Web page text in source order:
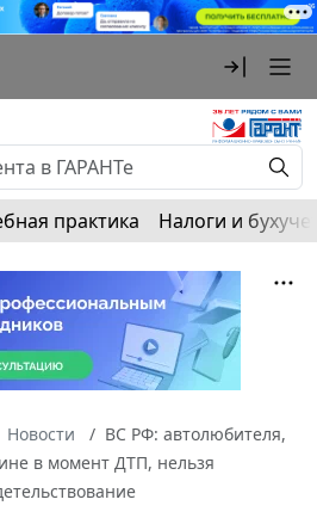
практика Налоги и
Новости
ВС РФ: автолюбителя,
в момент ДТП, нельзя